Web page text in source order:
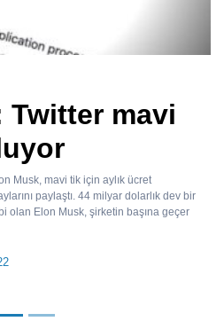
Twitter mavi
Musk, mavi tik için aylık ücret
paylaştı. 44 milyar dolarlık dev bir
olan Elon Musk, şirketin başına geçer